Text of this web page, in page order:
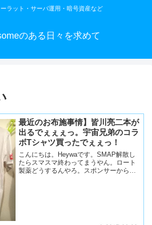
ラット・サーバ運用・暗号資産など
のある日々を求めて
最近のお布施事情】皆川亮二本が
出るでぇぇぇっ。宇宙兄弟のコラ
ボTシャツ買ったでぇぇっ！
こんにちは。Heywaです。SMAP解散し
たらスマスマ終わってまうやん。ロート
製薬どうするんやろ。スポンサーから手